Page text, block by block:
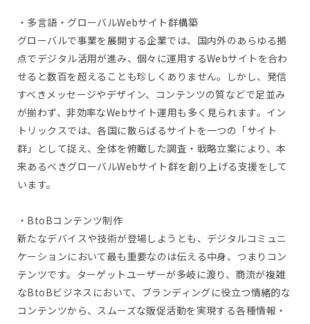
・多言語・グローバルWebサイト群構築
グローバルで事業を展開する企業では、国内外のあらゆる拠
点でデジタル活用が進み、個々に運用するWebサイトを合わ
せると数百を超えることも珍しくありません。しかし、発信
すべきメッセージやデザイン、コンテンツの質などで足並み
が揃わず、非効率なWebサイト運用も多く見られます。イン
トリックスでは、各国に散らばるサイトを一つの「サイト
群」として捉え、全体を俯瞰した調査・戦略立案により、本
来あるべきグローバルWebサイト群を創り上げる支援をして
います。
・BtoBコンテンツ制作
新たなデバイスや技術が登場しようとも、デジタルコミュニ
ケーションにおいて最も重要なのは伝える中身、つまりコン
テンツです。ターゲットユーザーが多岐に渡り、商流が複雑
なBtoBビジネスにおいて、ブランディングに役立つ情緒的な
コンテンツから、スムーズな販促活動を実現する各種情報・